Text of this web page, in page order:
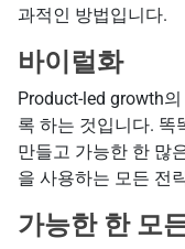
과적인 방법입니다.
바이럴화
Product-led growth
록 하는 것입니다. 똑
만들고 가능한 한 많
을 사용하는 모든 전
가능한 한 모